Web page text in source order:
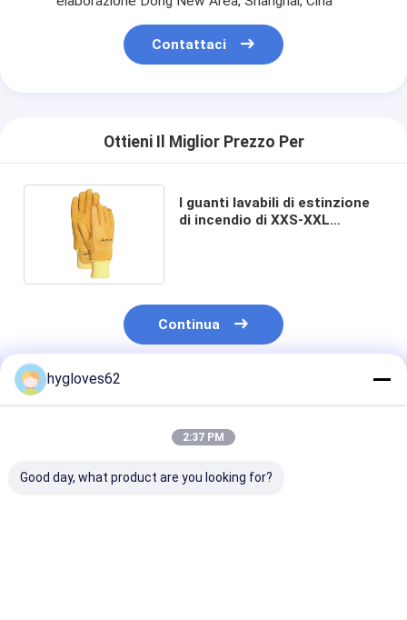
Contattaci
Ottieni Il Miglior Prezzo Per
I guanti lavabili di estinzione
di incendio di XXS-XXL
Continua
Prodotti Raccomandati
hygloves62
2:37 PM
Good day, what product are you looking for?